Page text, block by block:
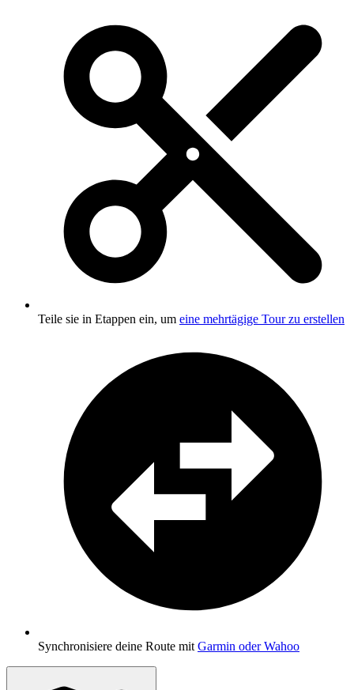
Teile sie in Etappen ein, um eine mehrtägige Tour zu erstellen
Synchronisiere deine Route mit Garmin oder Wahoo